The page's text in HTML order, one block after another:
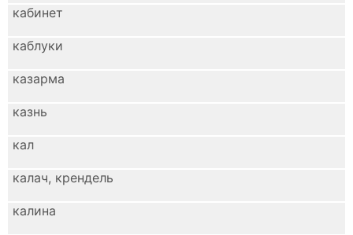
кабинет
каблуки
казарма
казнь
кал
калач, крендель
калина